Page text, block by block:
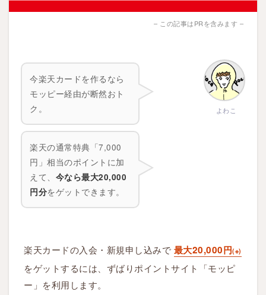
– この記事はPRを含みます –
よわこ
今楽天カードを作るなら
モッピー経由が断然おト
ク。
楽天の通常特典「7,000
円」相当のポイントに加
えて、 今なら最大20,000
円分をゲットできます。
楽天カードの入会・新規申し込みで 最大20,000円(※)
をゲットするには、ずばりポイントサイト「モッピ
ー 」を利用します。